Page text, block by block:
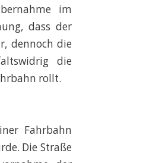
im
dass der
dennoch die
die
rollt.
Fahrbahn
Die Straße